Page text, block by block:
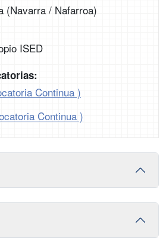
(Navarra / Nafarroa)
ISED
Continua )
Continua )